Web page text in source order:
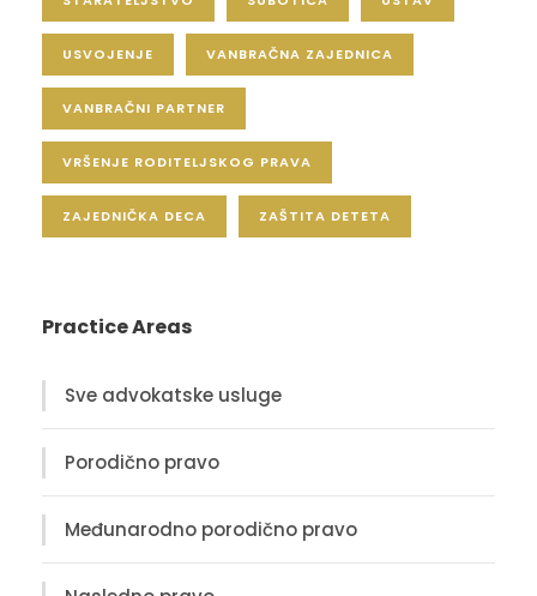
USVOJENJE VANBRAČNA ZAJEDNICA
VANBRAČNI PARTNER
VRŠENJE RODITELJSKOG PRAVA
ZAJEDNIČKA DECA ZAŠTITA DETETA
Practice Areas
Sve advokatske usluge
Porodično pravo
Međunarodno porodično pravo